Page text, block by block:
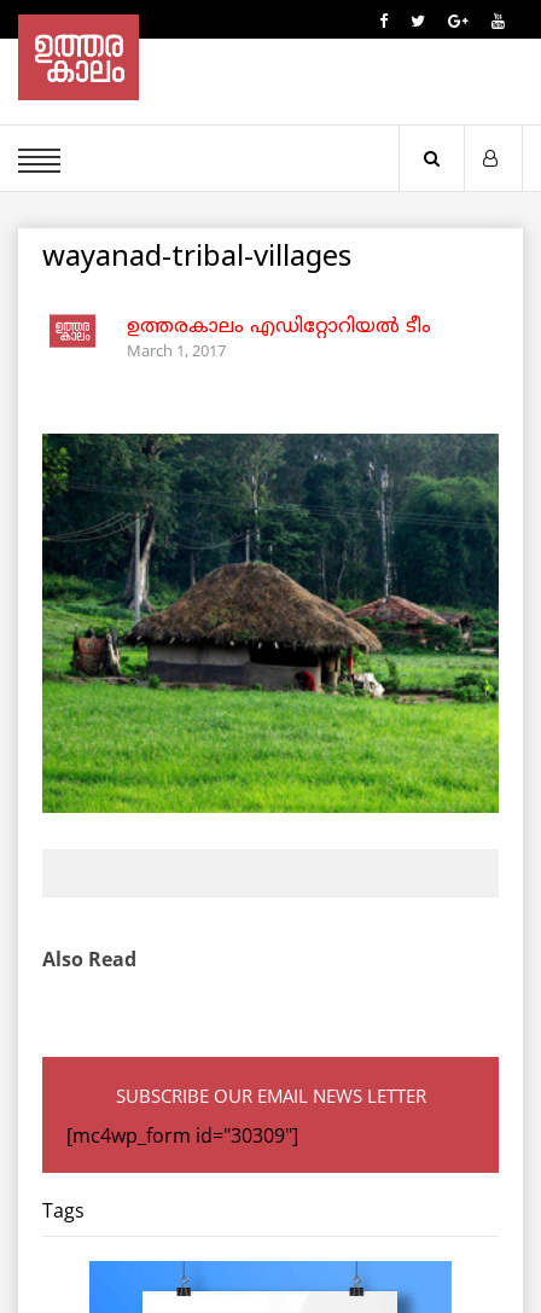
wayanad-tribal-villages
ഉത്തരകാലം എഡിറ്റോറിയല്‍ ടീം
March 1, 2017
Also Read
SUBSCRIBE OUR EMAIL NEWS LETTER
[mc4wp_form id="30309"]
Tags